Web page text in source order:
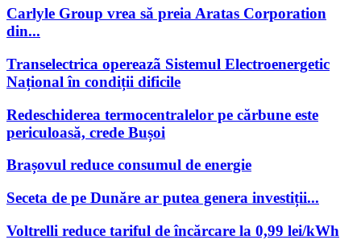
Carlyle Group vrea să preia Aratas Corporation
din...
Transelectrica opereazã Sistemul Electroenergetic
Național în condiții dificile
Redeschiderea termocentralelor pe cărbune este
periculoasă, crede Bușoi
Brașovul reduce consumul de energie
Seceta de pe Dunăre ar putea genera investiții...
Voltrelli reduce tariful de încărcare la 0,99 lei/kWh